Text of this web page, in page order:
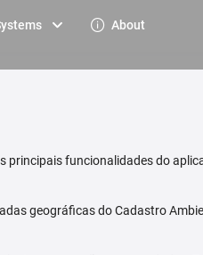
About
principais funcionalidades do
geográficas do Cadastro